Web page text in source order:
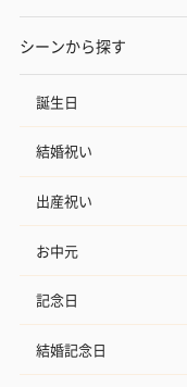
シーンから探す
誕生日
結婚祝い
出産祝い
お中元
記念日
結婚記念日